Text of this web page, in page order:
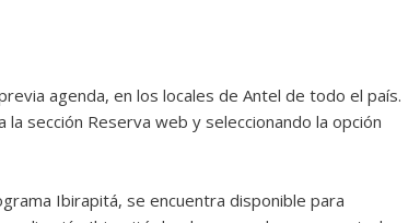
agenda, en los locales de Antel de todo el país.
la sección Reserva web y seleccionando la opción
Ibirapitá, se encuentra disponible para